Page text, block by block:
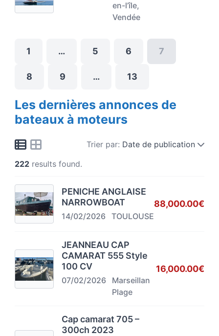
en-l’île,
Vendée
1 … 5 6 7
8 9 … 13
Les dernières annonces de
bateaux à moteurs
Trier par: Date de publication
222 results found.
PENICHE ANGLAISE
NARROWBOAT
14/02/2026 TOULOUSE
88,000.00€
JEANNEAU CAP
CAMARAT 555 Style
100 CV
07/02/2026
Marseillan
Plage
16,000.00€
Cap camarat 705 –
300ch 2023